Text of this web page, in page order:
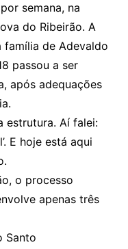
semana, na
do Ribeirão. A
família de Adevaldo
passou a ser
após adequações
estrutura. Aí falei:
E hoje está aqui
o processo
apenas três
Santo